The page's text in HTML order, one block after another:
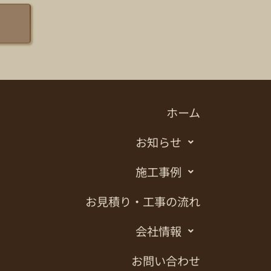
ホーム
お知らせ
施工事例
お見積り・工事の流れ
会社情報
お問い合わせ